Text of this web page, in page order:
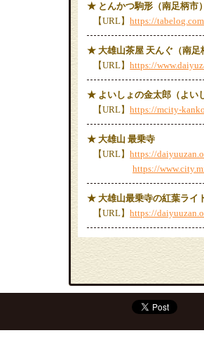
★ とんかつ駒形（南足柄市
【URL】https://
★ 大雄山茶屋 天んぐ（南足
【URL】https://
★ よいしょの金太郎（よい
【URL】https://mcity-
★ 大雄山 最乗寺
【URL】https://
https://
★ 大雄山最乗寺の紅葉ライ
【URL】https://